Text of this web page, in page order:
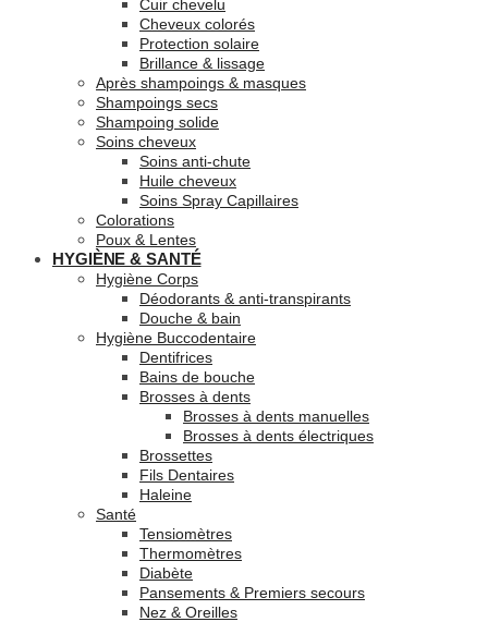
Cuir chevelu
Cheveux colorés
Protection solaire
Brillance & lissage
Après shampoings & masques
Shampoings secs
Shampoing solide
Soins cheveux
Soins anti-chute
Huile cheveux
Soins Spray Capillaires
Colorations
Poux & Lentes
HYGIÈNE & SANTÉ
Hygiène Corps
Déodorants & anti-transpirants
Douche & bain
Hygiène Buccodentaire
Dentifrices
Bains de bouche
Brosses à dents
Brosses à dents manuelles
Brosses à dents électriques
Brossettes
Fils Dentaires
Haleine
Santé
Tensiomètres
Thermomètres
Diabète
Pansements & Premiers secours
Nez & Oreilles